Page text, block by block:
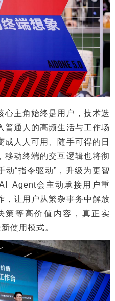
主角始终是用户，技术迭
普通人的高频生活与工作场
人人可用、随手可得的日
移动终端的交互逻辑也将彻
动“指令驱动”，升级为更智
Agent会主动承接用户重
，让用户从繁杂事务中解放
策等高价值内容，真正实
使用模式。